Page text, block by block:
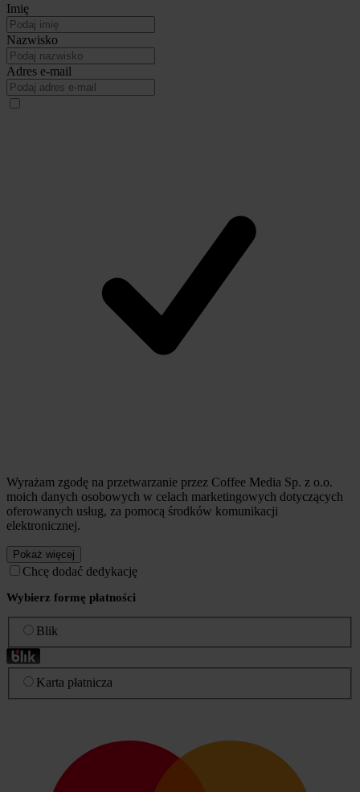
Imię
Nazwisko
Adres e-mail
Wyrażam zgodę na przetwarzanie przez Coffee Media Sp. z o.o.
moich danych osobowych w celach marketingowych dotyczących
oferowanych usług, za pomocą środków komunikacji
elektronicznej.
Pokaż więcej
Chcę dodać dedykację
Wybierz formę płatności
Blik
Karta płatnicza